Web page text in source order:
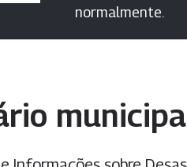
normalmente.